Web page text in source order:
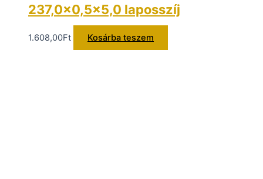
237,0×0,5×5,0 laposszíj
1.608,00Ft Kosárba teszem